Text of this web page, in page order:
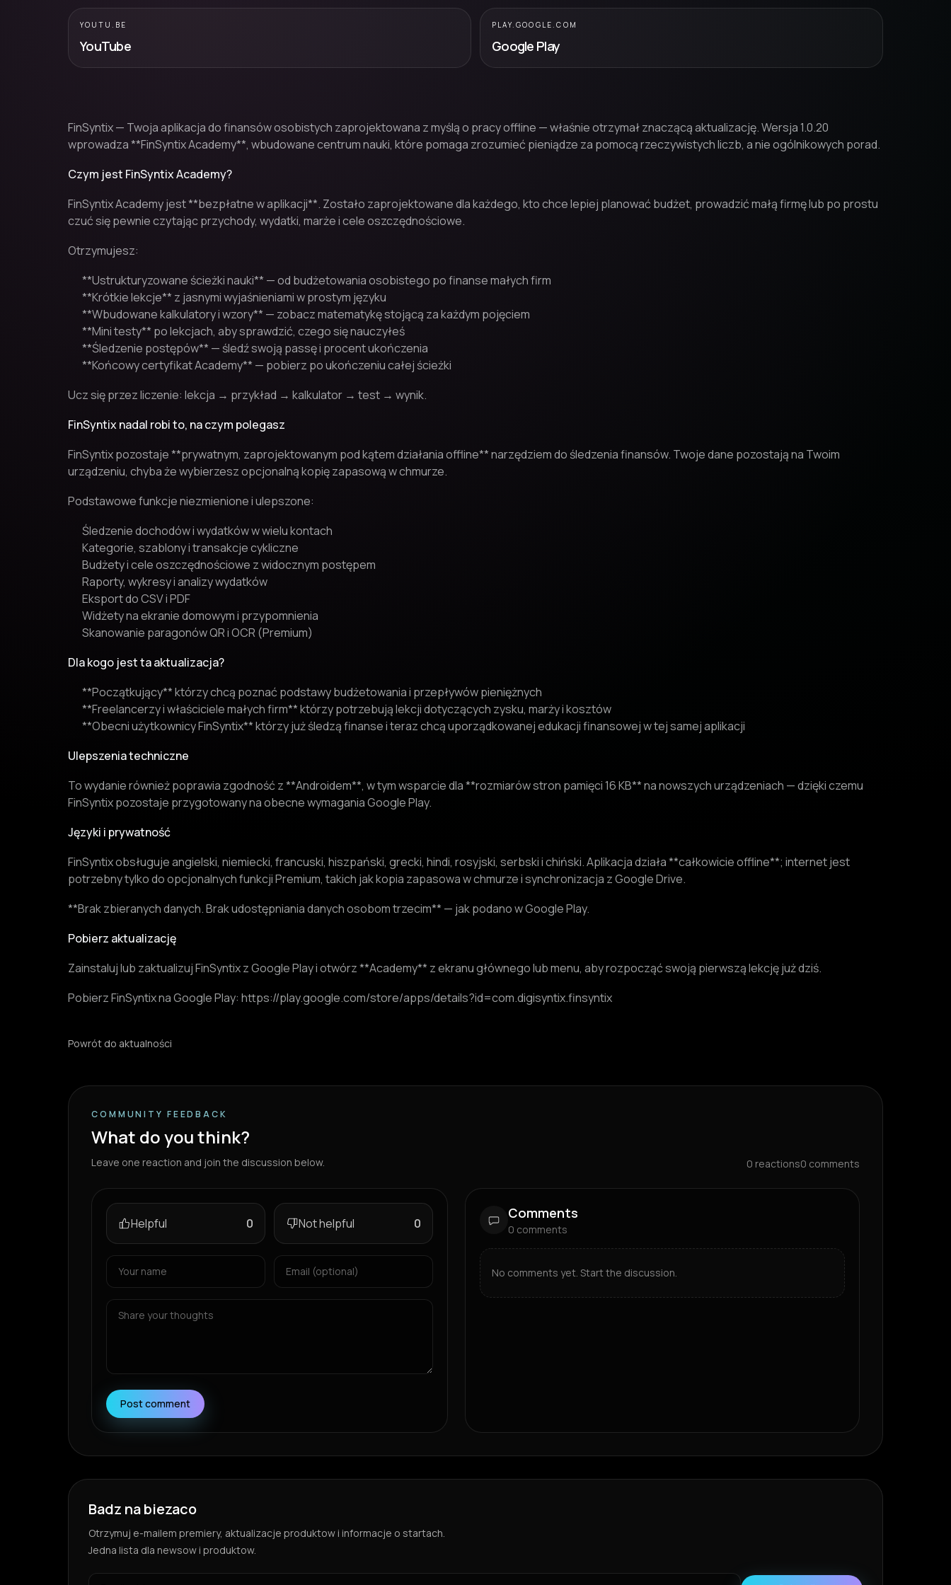
YOUTU.BE
YouTube
PLAY.GOOGLE.COM
Google Play
FinSyntix — Twoja aplikacja do finansów osobistych zaprojektowana z myślą o pracy offline — właśnie otrzymał znaczącą aktualizację. Wersja 1.0.20
wprowadza **FinSyntix Academy**, wbudowane centrum nauki, które pomaga zrozumieć pieniądze za pomocą rzeczywistych liczb, a nie ogólnikowych porad.
Czym jest FinSyntix Academy?
FinSyntix Academy jest **bezpłatne w aplikacji**. Zostało zaprojektowane dla każdego, kto chce lepiej planować budżet, prowadzić małą firmę lub po prostu
czuć się pewnie czytając przychody, wydatki, marże i cele oszczędnościowe.
Otrzymujesz:
**Ustrukturyzowane ścieżki nauki** — od budżetowania osobistego po finanse małych firm
**Krótkie lekcje** z jasnymi wyjaśnieniami w prostym języku
**Wbudowane kalkulatory i wzory** — zobacz matematykę stojącą za każdym pojęciem
**Mini testy** po lekcjach, aby sprawdzić, czego się nauczyłeś
**Śledzenie postępów** — śledź swoją passę i procent ukończenia
**Końcowy certyfikat Academy** — pobierz po ukończeniu całej ścieżki
Ucz się przez liczenie: lekcja → przykład → kalkulator → test → wynik.
FinSyntix nadal robi to, na czym polegasz
FinSyntix pozostaje **prywatnym, zaprojektowanym pod kątem działania offline** narzędziem do śledzenia finansów. Twoje dane pozostają na Twoim
urządzeniu, chyba że wybierzesz opcjonalną kopię zapasową w chmurze.
Podstawowe funkcje niezmienione i ulepszone:
Śledzenie dochodów i wydatków w wielu kontach
Kategorie, szablony i transakcje cykliczne
Budżety i cele oszczędnościowe z widocznym postępem
Raporty, wykresy i analizy wydatków
Eksport do CSV i PDF
Widżety na ekranie domowym i przypomnienia
Skanowanie paragonów QR i OCR (Premium)
Dla kogo jest ta aktualizacja?
**Początkujący** którzy chcą poznać podstawy budżetowania i przepływów pieniężnych
**Freelancerzy i właściciele małych firm** którzy potrzebują lekcji dotyczących zysku, marży i kosztów
**Obecni użytkownicy FinSyntix** którzy już śledzą finanse i teraz chcą uporządkowanej edukacji finansowej w tej samej aplikacji
Ulepszenia techniczne
To wydanie również poprawia zgodność z **Androidem**, w tym wsparcie dla **rozmiarów stron pamięci 16 KB** na nowszych urządzeniach — dzięki czemu
FinSyntix pozostaje przygotowany na obecne wymagania Google Play.
Języki i prywatność
FinSyntix obsługuje angielski, niemiecki, francuski, hiszpański, grecki, hindi, rosyjski, serbski i chiński. Aplikacja działa **całkowicie offline**; internet jest
potrzebny tylko do opcjonalnych funkcji Premium, takich jak kopia zapasowa w chmurze i synchronizacja z Google Drive.
**Brak zbieranych danych. Brak udostępniania danych osobom trzecim** — jak podano w Google Play.
Pobierz aktualizację
Zainstaluj lub zaktualizuj FinSyntix z Google Play i otwórz **Academy** z ekranu głównego lub menu, aby rozpocząć swoją pierwszą lekcję już dziś.
Pobierz FinSyntix na Google Play: https://play.google.com/store/apps/details?id=com.digisyntix.finsyntix
Powrót do aktualności
COMMUNITY FEEDBACK
What do you think?
Leave one reaction and join the discussion below. 0 reactions0 comments
Helpful 0 Not helpful 0
Post comment
Comments
0 comments
No comments yet. Start the discussion.
Badz na biezaco
Otrzymuj e-mailem premiery, aktualizacje produktow i informacje o startach.
Jedna lista dla newsow i produktow.